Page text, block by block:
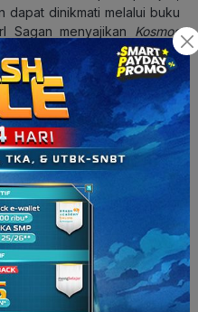
dapat dinikmati melalui buku
Sagan menyajikan Kosmos
pembaca awam, dengan
imaji pembaca.
akan merasa terpesona
yang tua ini. Carl Sagan juga
penghuni Bumi yang
untuk berkontemplasi
zat bintang.
manusia dan planet Bumi.
kita supaya bertahan
melainkan juga untuk
yang darinya kita berasal.